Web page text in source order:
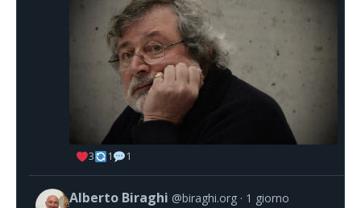
3 1 1
Alberto Biraghi @biraghi.org 1 giorno